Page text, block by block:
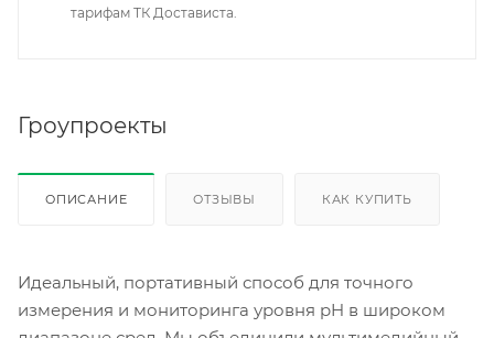
тарифам ТК Достависта.
Гроупроекты
ОПИСАНИЕ ОТЗЫВЫ КАК КУПИТЬ
Идеальный, портативный способ для точного
измерения и мониторинга уровня pH в широком